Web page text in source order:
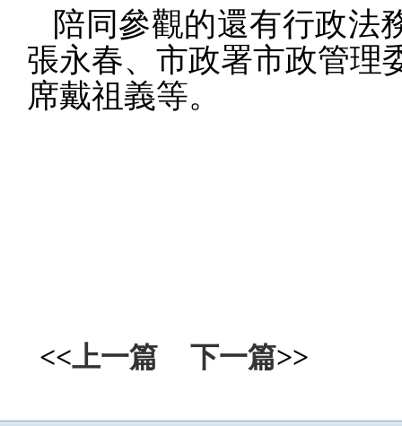
陪同參觀的還有行政法
張永春、市政署市政管理
席戴祖義等。
<<上一篇 下一篇>>